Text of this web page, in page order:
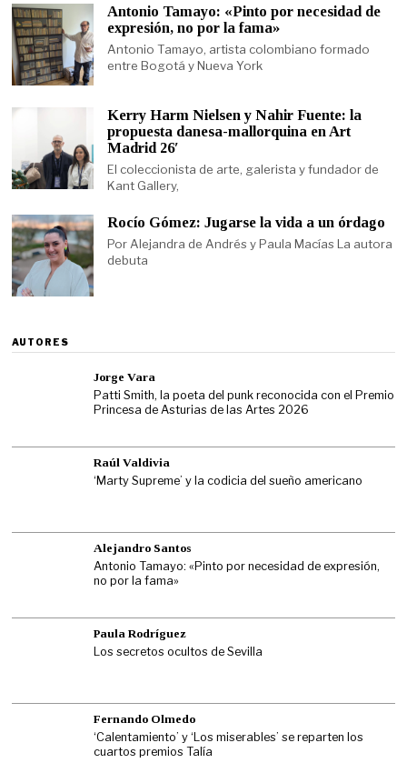
Antonio Tamayo: «Pinto por necesidad de
expresión, no por la fama»
Antonio Tamayo, artista colombiano formado
entre Bogotá y Nueva York
Kerry Harm Nielsen y Nahir Fuente: la
propuesta danesa-mallorquina en Art
Madrid 26′
El coleccionista de arte, galerista y fundador de
Kant Gallery,
Rocío Gómez: Jugarse la vida a un órdago
Por Alejandra de Andrés y Paula Macías La autora
debuta
AUTORES
Jorge Vara
Patti Smith, la poeta del punk reconocida con el Premio
Princesa de Asturias de las Artes 2026
Raúl Valdivia
‘Marty Supreme’ y la codicia del sueño americano
Alejandro Santos
Antonio Tamayo: «Pinto por necesidad de expresión,
no por la fama»
Paula Rodríguez
Los secretos ocultos de Sevilla
Fernando Olmedo
‘Calentamiento’ y ‘Los miserables’ se reparten los
cuartos premios Talía